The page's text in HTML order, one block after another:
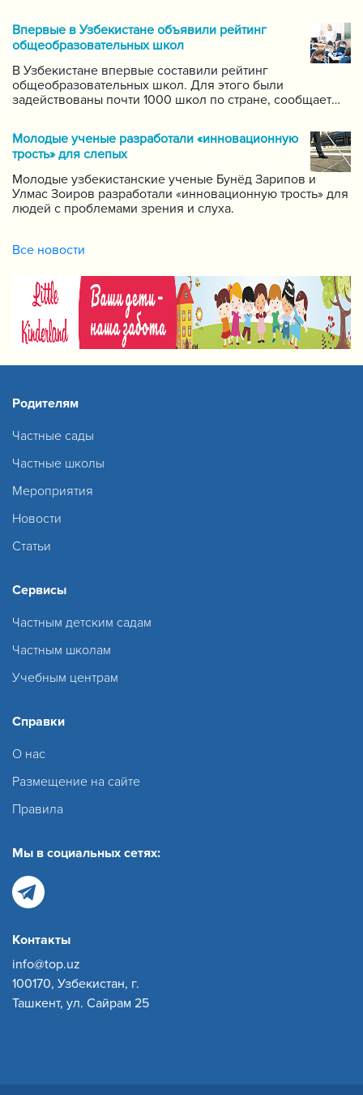
систему для размещения в интернете видео-уроков
самых ведущих учителей по каждому предмету.
Впервые в Узбекистане объявили рейтинг
общеобразовательных школ
В Узбекистане впервые составили рейтинг
общеобразовательных школ. Для этого были
задействованы почти 1000 школ по стране, сообщает
за качеством образования при Кабинете Министров
Республики Узбекистан.
Молодые ученые разработали «инновационную
трость» для слепых
Молодые узбекистанские ученые Бунёд Зарипов и
Улмас Зоиров разработали «инновационную трость» для
людей с проблемами зрения и слуха.
Все новости
Родителям
Частные сады
Частные школы
Мероприятия
Новости
Статьи
Сервисы
Частным детским садам
Частным школам
Учебным центрам
Справки
О нас
Размещение на сайте
Правила
Мы в социальных сетях:
Контакты
info@top.uz
100170, Узбекистан, г.
Ташкент, ул. Сайрам 25